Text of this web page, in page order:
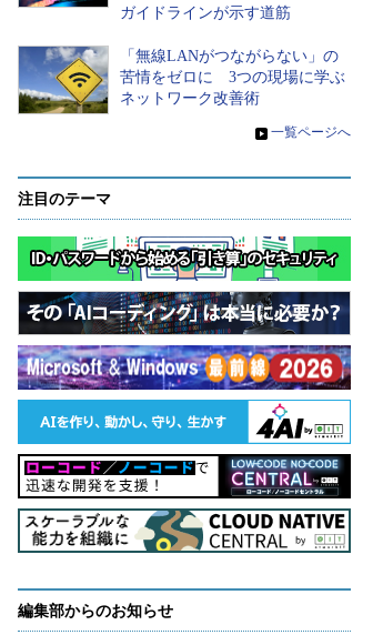
ガイドラインが示す道筋
「無線LANがつながらない」の
苦情をゼロに 3つの現場に学ぶ
ネットワーク改善術
» 一覧ページへ
注目のテーマ
編集部からのお知らせ